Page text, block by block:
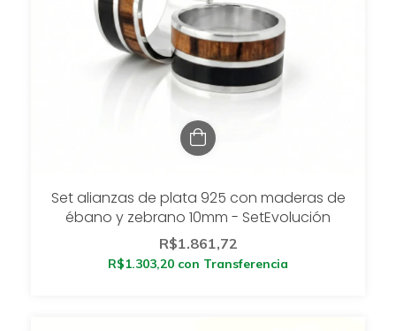
Set alianzas de plata 925 con maderas de
ébano y zebrano 10mm - SetEvolución
R$1.861,72
R$1.303,20 con Transferencia